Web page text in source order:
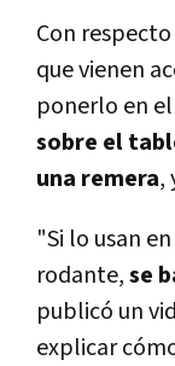
Con
que vienen
ponerlo en el
sobre el
una remera,
"Si lo usan
rodante,se
publicó un
explicar